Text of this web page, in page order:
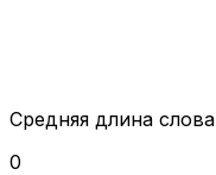
Средняя длина слова
0